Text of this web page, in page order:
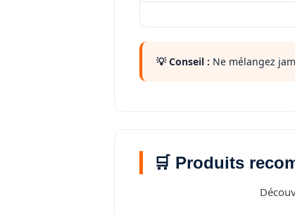
💡 Conseil : Ne mélangez
🛒 Produits